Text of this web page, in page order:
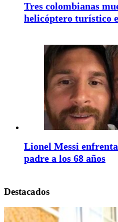
Tres colombianas
helicóptero turístico
Lionel Messi
padre a los 68 años
Destacados